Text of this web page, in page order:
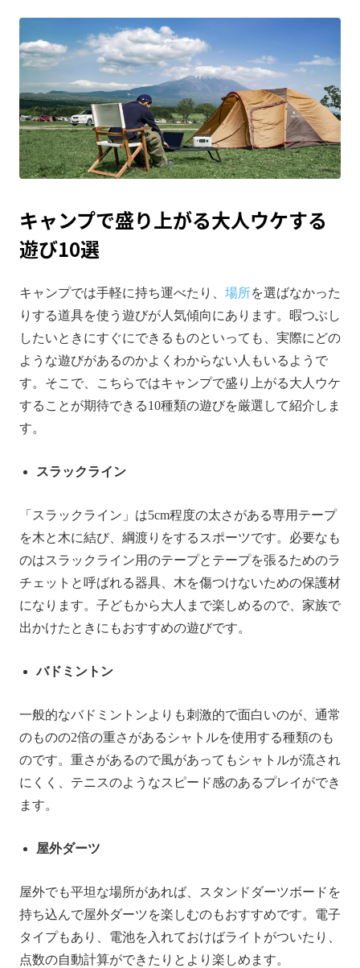
キャンプで盛り上がる大人ウケする
遊び10選
キャンプでは手軽に持ち運べたり、 場所を選ばなかった
りする道具を使う遊びが人気傾向にあります。暇つぶし
したいときにすぐにできるものといっても、実際にどの
ような遊びがあるのかよくわからない人もいるようで
す。そこで、こちらではキャンプで盛り上がる大人ウケ
することが期待できる10種類の遊びを厳選して紹介しま
す。
スラックライン
「スラックライン」は5cm程度の太さがある専用テープ
を木と木に結び、綱渡りをするスポーツです。必要なも
のはスラックライン用のテープとテープを張るためのラ
チェットと呼ばれる器具、木を傷つけないための保護材
になります。子どもから大人まで楽しめるので、家族で
出かけたときにもおすすめの遊びです。
バドミントン
一般的なバドミントンよりも刺激的で面白いのが、通常
のものの2倍の重さがあるシャトルを使用する種類のも
のです。重さがあるので風があってもシャトルが流され
にくく、テニスのようなスピード感のあるプレイができ
ます。
屋外ダーツ
屋外でも平坦な場所があれば、スタンドダーツボードを
持ち込んで屋外ダーツを楽しむのもおすすめです。電子
タイプもあり、電池を入れておけばライトがついたり、
点数の自動計算ができたりとより楽しめます。